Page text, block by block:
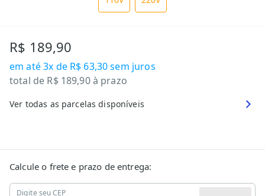
R$ 189,90
em até3x de R$ 63,30sem juros
total de R$ 189,90à prazo
Ver todas as parcelas disponíveis
Calcule o frete e prazo de entrega:
Digite seu CEP